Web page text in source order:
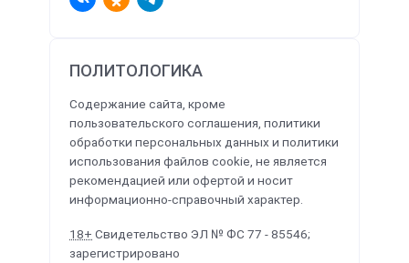
ПОЛИТОЛОГИКА
Содержание сайта, кроме
пользовательского соглашения, политики
обработки персональных данных и политики
использования файлов cookie, не является
рекомендацией или офертой и носит
информационно-справочный характер.
18+ Свидетельство ЭЛ № ФС 77 - 85546;
зарегистрировано